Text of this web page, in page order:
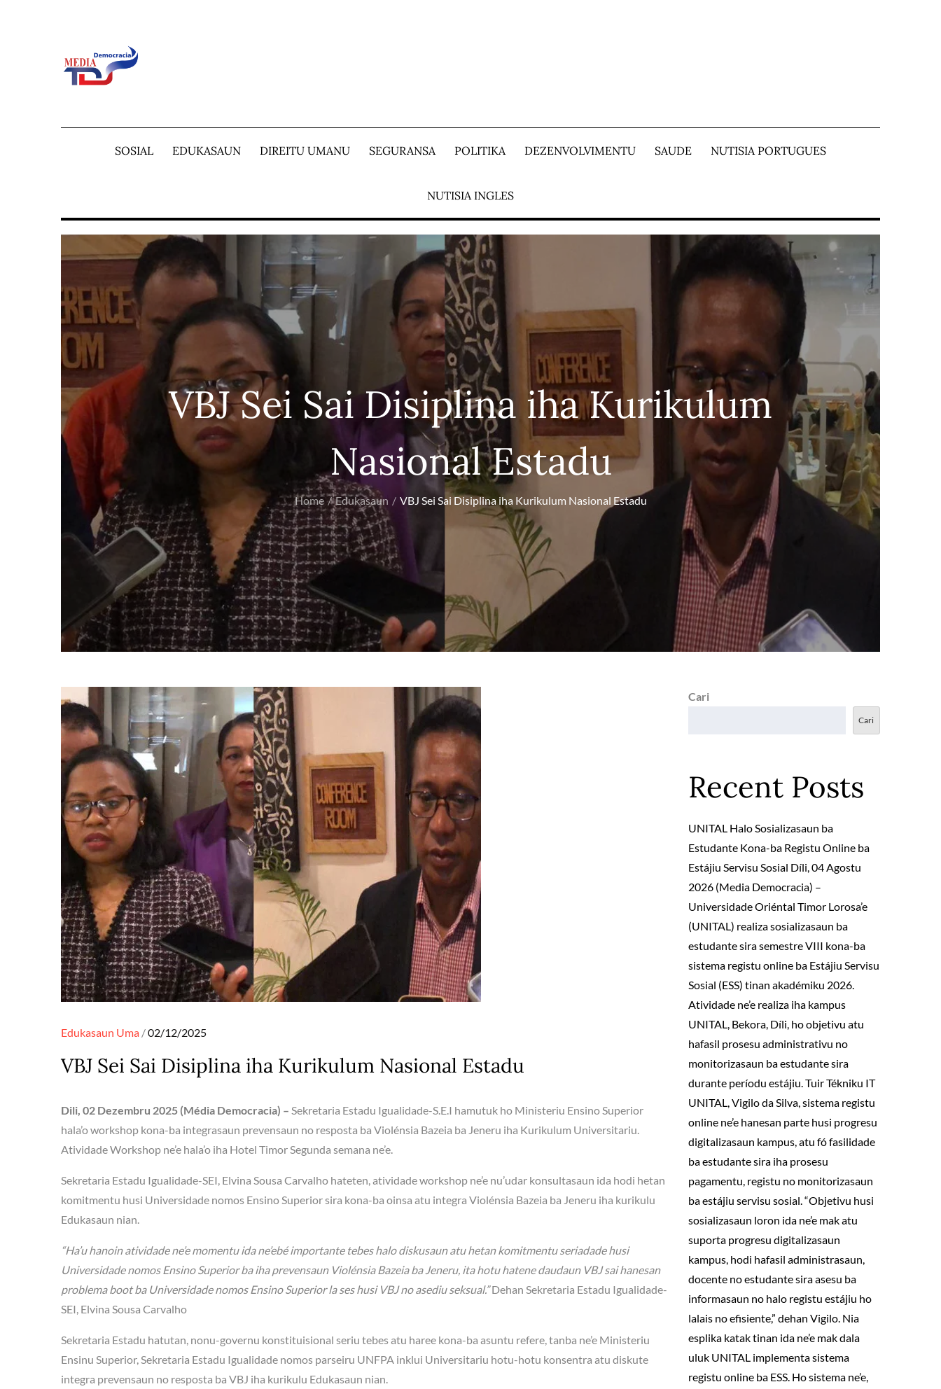
SOSIAL EDUKASAUN DIREITU UMANU SEGURANSA POLITIKA DEZENVOLVIMENTU SAUDE NUTISIA PORTUGUES
NUTISIA INGLES
VBJ Sei Sai Disiplina iha Kurikulum
Nasional Estadu
Home Edukasaun VBJ Sei Sai Disiplina iha Kurikulum Nasional Estadu
Edukasaun Uma Posted
02/12/2025
VBJ Sei Sai Disiplina iha Kurikulum Nasional Estadu
Dili, 02 Dezembru 2025 (Média Democracia) – Sekretaria Estadu Igualidade-S.E.I hamutuk ho Ministeriu Ensino Superior
hala’o workshop kona-ba integrasaun prevensaun no resposta ba Violénsia Bazeia ba Jeneru iha Kurikulum Universitariu.
Atividade Workshop ne’e hala’o iha Hotel Timor Segunda semana ne’e.
Sekretaria Estadu Igualidade-SEI, Elvina Sousa Carvalho hateten, atividade workshop ne’e nu’udar konsultasaun ida hodi hetan
komitmentu husi Universidade nomos Ensino Superior sira kona-ba oinsa atu integra Violénsia Bazeia ba Jeneru iha kurikulu
Edukasaun nian.
“Ha’u hanoin atividade ne’e momentu ida ne’ebé importante tebes halo diskusaun atu hetan komitmentu seriadade husi
Universidade nomos Ensino Superior ba iha prevensaun Violénsia Bazeia ba Jeneru, ita hotu hatene daudaun VBJ sai hanesan
problema boot ba Universidade nomos Ensino Superior la ses husi VBJ no asediu seksual.”Dehan Sekretaria Estadu Igualidade-
SEI, Elvina Sousa Carvalho
Sekretaria Estadu hatutan, nonu-governu konstituisional seriu tebes atu haree kona-ba asuntu refere, tanba ne’e Ministeriu
Ensinu Superior, Sekretaria Estadu Igualidade nomos parseiru UNFPA inklui Universitariu hotu-hotu konsentra atu diskute
integra prevensaun no resposta ba VBJ iha kurikulu Edukasaun nian.
Cari
Cari
Recent Posts
UNITAL Halo Sosializasaun ba
Estudante Kona-ba Registu Online ba
Estájiu Servisu Sosial Díli, 04 Agostu
2026 (Media Democracia) –
Universidade Oriéntal Timor Lorosa’e
(UNITAL) realiza sosializasaun ba
estudante sira semestre VIII kona-ba
sistema registu online ba Estájiu Servisu
Sosial (ESS) tinan akadémiku 2026.
Atividade ne’e realiza iha kampus
UNITAL, Bekora, Díli, ho objetivu atu
hafasil prosesu administrativu no
monitorizasaun ba estudante sira
durante períodu estájiu. Tuir Tékniku IT
UNITAL, Vigilo da Silva, sistema registu
online ne’e hanesan parte husi progresu
digitalizasaun kampus, atu fó fasilidade
ba estudante sira iha prosesu
pagamentu, registu no monitorizasaun
ba estájiu servisu sosial. “Objetivu husi
sosializasaun loron ida ne’e mak atu
suporta progresu digitalizasaun
kampus, hodi hafasil administrasaun,
docente no estudante sira asesu ba
informasaun no halo registu estájiu ho
lalais no efisiente,” dehan Vigilo. Nia
esplika katak tinan ida ne’e mak dala
uluk UNITAL implementa sistema
registu online ba ESS. Ho sistema ne’e,